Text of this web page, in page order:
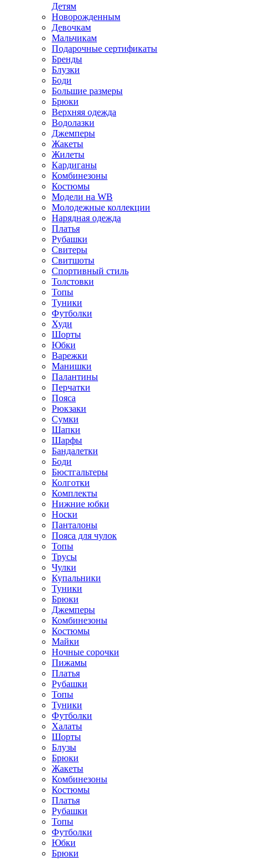
Детям
Новорожденным
Девочкам
Мальчикам
Подарочные сертификаты
Бренды
Блузки
Боди
Большие размеры
Брюки
Верхняя одежда
Водолазки
Джемперы
Жакеты
Жилеты
Кардиганы
Комбинезоны
Костюмы
Модели на WB
Молодежные коллекции
Нарядная одежда
Платья
Рубашки
Свитеры
Свитшоты
Спортивный стиль
Толстовки
Топы
Туники
Футболки
Худи
Шорты
Юбки
Варежки
Манишки
Палантины
Перчатки
Пояса
Рюкзаки
Сумки
Шапки
Шарфы
Бандалетки
Боди
Бюстгальтеры
Колготки
Комплекты
Нижние юбки
Носки
Панталоны
Поясa для чулок
Топы
Трусы
Чулки
Купальники
Туники
Брюки
Джемперы
Комбинезоны
Костюмы
Майки
Ночные сорочки
Пижамы
Платья
Рубашки
Топы
Туники
Футболки
Халаты
Шорты
Блузы
Брюки
Жакеты
Комбинезоны
Костюмы
Платья
Рубашки
Топы
Футболки
Юбки
Брюки